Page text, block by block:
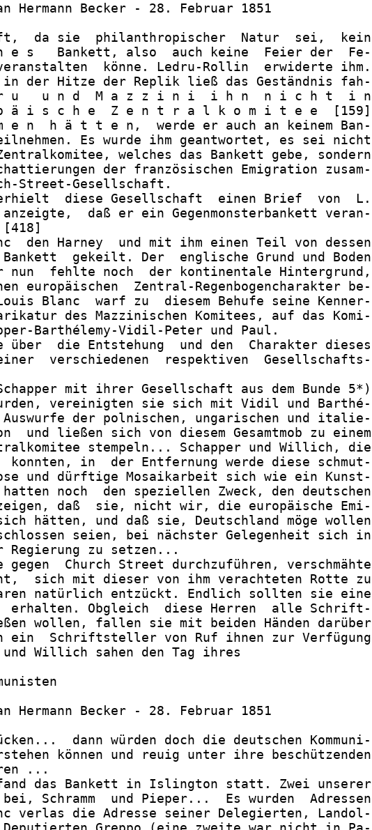
Hermann Becker - 28. Februar 1851
da sie  philanthropischer  Natur  sei,  kein
e s   Bankett, also  auch keine  Feier der  Fe-
könne. Ledru-Rollin  erwiderte ihm.
der Hitze der Replik ließ das Geständnis fah-
u   u n d  M a z z i n i  i h n  n i c h t  i n
ä i s c h e  Z e n t r a l k o m i t e e  [159]
e n  h ä t t e n,  werde er auch an keinem Ban-
Es wurde ihm geantwortet, es sei nicht
welches das Bankett gebe, sondern
der französischen Emigration zusam-
Street-Gesellschaft.
diese Gesellschaft  einen Brief  von  L.
daß er ein Gegenmonsterbankett veran-
den Harney  und mit ihm einen Teil von dessen
gekeilt. Der  englische Grund und Boden
nun  fehlte noch  der kontinentale Hintergrund,
europäischen  Zentral-Regenbogencharakter be-
Blanc  warf zu  diesem Behufe seine Kenner-
des Mazzinischen Komitees, auf das Komi-
Barthélemy-Vidil-Peter und Paul.
über  die Entstehung  und den  Charakter dieses
verschiedenen  respektiven  Gesellschafts-
mit ihrer Gesellschaft aus dem Bunde 5*)
vereinigten sie sich mit Vidil und Barthé-
der polnischen, ungarischen und italie-
und ließen sich von diesem Gesamtmob zu einem
stempeln... Schapper und Willich, die
konnten, in  der Entfernung werde diese schmut-
und dürftige Mosaikarbeit sich wie ein Kunst-
noch  den speziellen Zweck, den deutschen
daß  sie, nicht wir, die europäische Emi-
hätten, und daß sie, Deutschland möge wollen
seien, bei nächster Gelegenheit sich in
Regierung zu setzen...
gegen  Church Street durchzuführen, verschmähte
sich mit dieser von ihm verachteten Rotte zu
natürlich entzückt. Endlich sollten sie eine
erhalten. Obgleich  diese Herren  alle Schrift-
wollen, fallen sie mit beiden Händen darüber
ein  Schriftsteller von Ruf ihnen zur Verfügung
Willich sahen den Tag ihres
Hermann Becker - 28. Februar 1851
dann würden doch die deutschen Kommuni-
können und reuig unter ihre beschützenden
...
das Bankett in Islington statt. Zwei unserer
Schramm  und Pieper...  Es wurden  Adressen
verlas die Adresse seiner Delegierten, Landol-